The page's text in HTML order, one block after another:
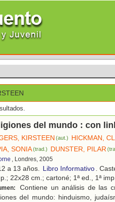
del mundo : con
KIRSTEEN (aut.) HICKMAN,
SONIA(trad.) DUNSTER, PILAR
, Londres, 2005
a 13 años. Libro Informativo.
22x28 cm.; cartoné; 1ª ed., 1ª
Contiene un análisis de las
del mundo: hinduismo,